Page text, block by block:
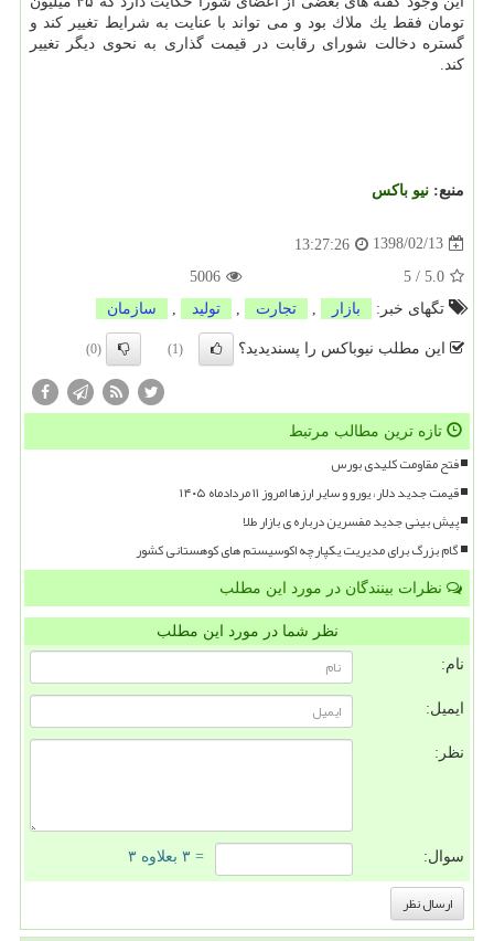
تومان فقط یك ملاك بود و می تواند با عنایت به شرایط تغییر كند و
گستره دخالت شورای رقابت در قیمت گذاری به نحوی دیگر تغییر
كند.
منبع: نیو باكس
1398/02/13
13:27:26
5.0
/
5
5006
تگهای خبر:
بازار تجارت تولید سازمان
این مطلب نیوباکس را پسندیدید؟ (1)
(0)
تازه ترین مطالب مرتبط
فتح مقاومت کلیدی بورس
قیمت جدید دلار، یورو و سایر ارزها امروز ۱۱ مردادماه ۱۴۰۵
پیش بینی جدید مفسرین درباره ی بازار طلا
گام بزرگ برای مدیریت یکپارچه اکوسیستم های کوهستانی کشور
نظرات بینندگان در مورد این مطلب
نظر شما در مورد این مطلب
نام:
ایمیل:
نظر:
سوال: = ۳ بعلاوه ۳